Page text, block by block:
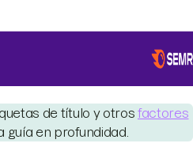
de título y otros factores
guía en profundidad.